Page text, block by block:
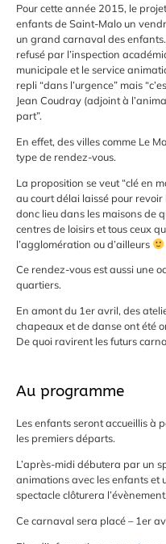
Pour cette année 2015, le
enfants de Saint-Malo un
un grand carnaval des
refusé par l’inspection
municipale et le service
repli “dans l’urgence” mais
Jean Coudray (adjoint à
part”.
En effet, des villes comme Le
type de rendez-vous.
La proposition se veut “clé en
au court délai laissé pour
donc lieu dans les maisons de
centres de loisirs et tous ceux
l’agglomération ou d’ailleurs
Ce rendez-vous est aussi une
quartiers.
En amont du 1er avril, des
chapeaux et de danse ont été
De quoi ravirent les futurs
Au programme
Les enfants seront accueillis à
les premiers départs.
L’après-midi débutera par un
animations avec les enfants et
spectacle clôturera l’évènement.
Ce carnaval sera placé – 1er